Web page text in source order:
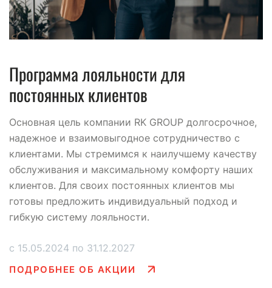
Программа лояльности для
постоянных клиентов
Основная цель компании RK GROUP долгосрочное,
надежное и взаимовыгодное сотрудничество с
клиентами. Мы стремимся к наилучшему качеству
обслуживания и максимальному комфорту наших
клиентов. Для своих постоянных клиентов мы
готовы предложить индивидуальный подход и
гибкую систему лояльности.
с 15.05.2024 по 31.12.2027
ПОДРОБНЕЕ ОБ АКЦИИ